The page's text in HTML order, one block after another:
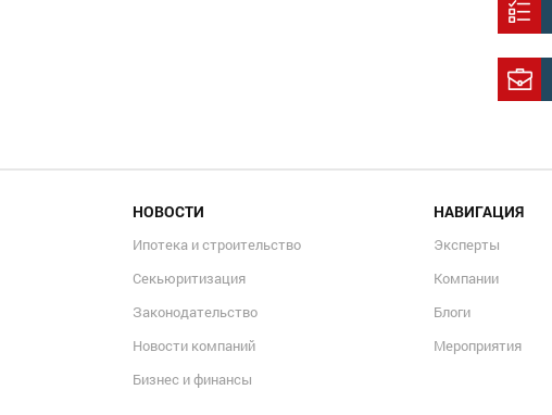
НОВОСТИ
Ипотека и строительство
Секьюритизация
Законодательство
Новости компаний
Бизнес и финансы
НАВИГАЦИЯ
Эксперты
Компании
Блоги
Мероприятия